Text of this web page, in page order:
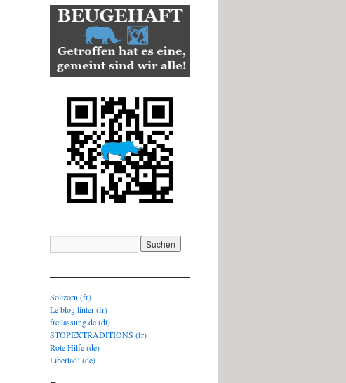
Solizorn (fr)
Le blog linter (fr)
freilassung.de (dt)
STOPEXTRADITIONS (fr)
Rote Hilfe (de)
Libertad! (de)